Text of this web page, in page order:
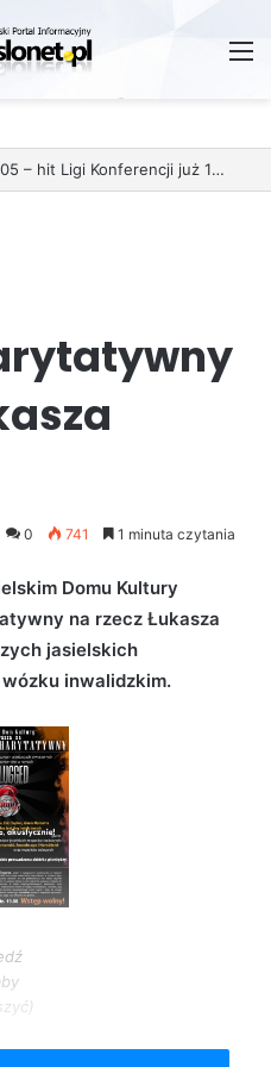
0 741 1 minuta czytania
Domu Kultury
na rzecz Łukasza
jasielskich
inwalidzkim.